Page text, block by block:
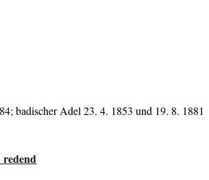
badischer Adel 23. 4. 1853 und 19. 8. 1881